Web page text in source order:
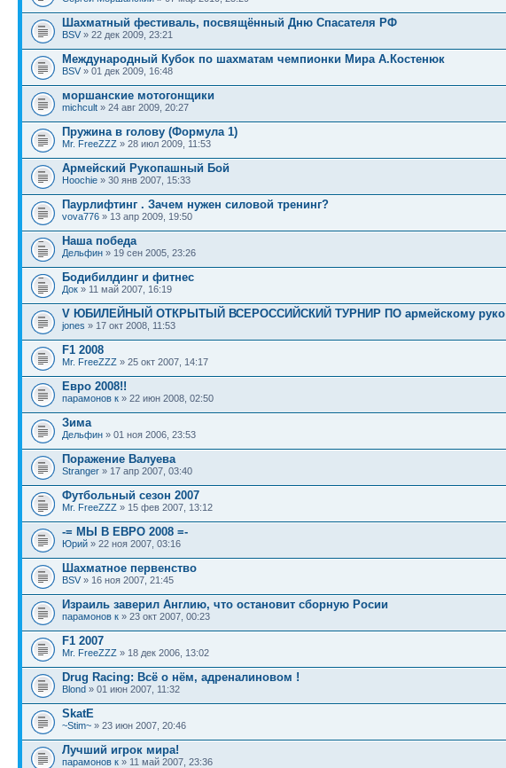
Шахматный фестиваль, посвящённый Дню Спасателя РФ
BSV » 22 дек 2009, 23:21
Международный Кубок по шахматам чемпионки Мира А.Костенюк
BSV » 01 дек 2009, 16:48
моршанские мотогонщики
michcult » 24 авг 2009, 20:27
Пружина в голову (Формула 1)
Mr. FreeZZZ » 28 июл 2009, 11:53
Армейский Рукопашный Бой
Hoochie » 30 янв 2007, 15:33
Паурлифтинг . Зачем нужен силовой тренинг?
vova776 » 13 апр 2009, 19:50
Наша победа
Дельфин » 19 сен 2005, 23:26
Бодибилдинг и фитнес
Док » 11 май 2007, 16:19
V ЮБИЛЕЙНЫЙ ОТКРЫТЫЙ ВСЕРОССИЙСКИЙ ТУРНИР ПО армейскому руко
jones » 17 окт 2008, 11:53
F1 2008
Mr. FreeZZZ » 25 окт 2007, 14:17
Евро 2008!!
парамонов к » 22 июн 2008, 02:50
Зима
Дельфин » 01 ноя 2006, 23:53
Поражение Валуева
Stranger » 17 апр 2007, 03:40
Футбольный сезон 2007
Mr. FreeZZZ » 15 фев 2007, 13:12
-= МЫ В ЕВРО 2008 =-
Юрий » 22 ноя 2007, 03:16
Шахматное первенство
BSV » 16 ноя 2007, 21:45
Израиль заверил Англию, что остановит сборную Росии
парамонов к » 23 окт 2007, 00:23
F1 2007
Mr. FreeZZZ » 18 дек 2006, 13:02
Drug Racing: Всё о нём, адреналиновом !
Blond » 01 июн 2007, 11:32
SkatE
~Stim~ » 23 июн 2007, 20:46
Лучший игрок мира!
парамонов к » 11 май 2007, 23:36